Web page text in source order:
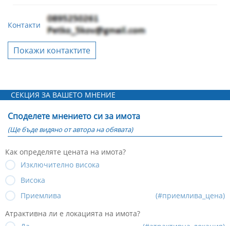
Контакти
Покажи контактите
СЕКЦИЯ ЗА ВАШЕТО МНЕНИЕ
Споделете мнението си за имота
(Ще бъде видяно от автора на обявата)
Как определяте цената на имота?
Изключително висока
Висока
Приемлива
(#приемлива_цена)
Атрактивна ли е локацията на имота?